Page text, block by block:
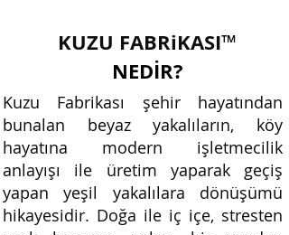
KUZU FABRiKASI™
NEDİR?
Kuzu Fabrikası şehir hayatından
bunalan beyaz yakalıların, köy
hayatına modern işletmecilik
anlayışı ile üretim yaparak geçiş
yapan yeşil yakalılara dönüşümü
hikayesidir. Doğa ile iç içe, stresten